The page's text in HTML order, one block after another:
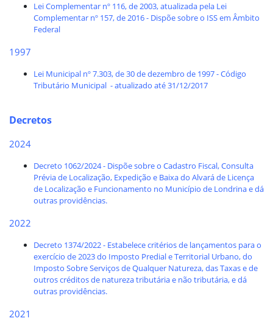
Lei Complementar nº 116, de 2003, atualizada pela Lei
Complementar nº 157, de 2016 - Dispõe sobre o ISS em Âmbito
Federal
1997
Lei Municipal nº 7.303, de 30 de dezembro de 1997 - Código
Tributário Municipal - atualizado até 31/12/2017
Decretos
2024
Decreto 1062/2024- Dispõe sobre o Cadastro Fiscal, Consulta
Prévia de Localização, Expedição e Baixa do Alvará de Licença
de Localização e Funcionamento no Município de Londrina e dá
outras providências.
2022
Decreto 1374/2022 - Estabelece critérios de lançamentos para o
exercício de 2023 do Imposto Predial e Territorial Urbano, do
Imposto Sobre Serviços de Qualquer Natureza, das Taxas e de
outros créditos de natureza tributária e não tributária, e dá
outras providências.
2021